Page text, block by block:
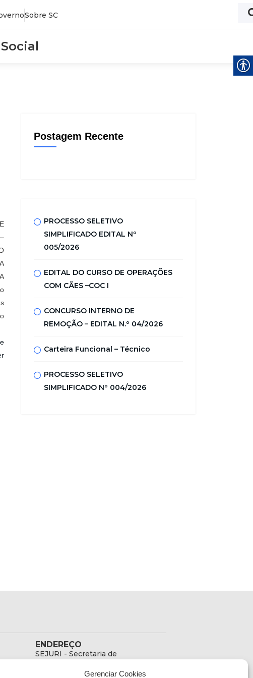
Gerenciar Cookies
Sobre SC
Postagem Recente
PROCESSO SELETIVO
SIMPLIFICADO EDITAL Nº
005/2026
EDITAL DO CURSO DE OPERAÇÕES
COM CÃES –COC I
CONCURSO INTERNO DE
REMOÇÃO – EDITAL N.º 04/2026
Carteira Funcional – Técnico
PROCESSO SELETIVO
SIMPLIFICADO Nº 004/2026
ENDEREÇO
SEJURI - Secretaria de
Reintegração Social